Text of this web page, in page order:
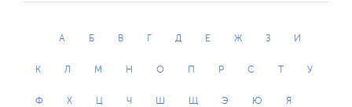
А Б В Г Д Е Ж З И
К Л М Н О П Р С Т У
Ф Х Ц Ч Ш Щ Э Ю Я